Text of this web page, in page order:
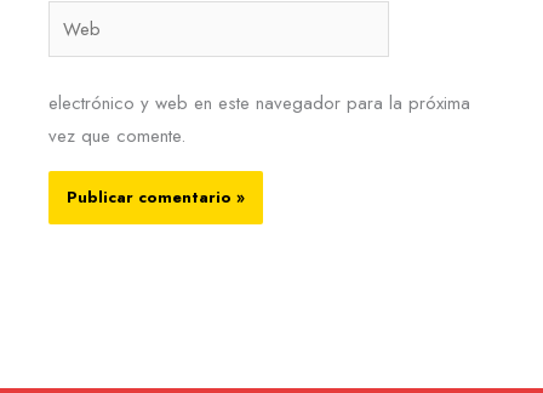
electrónico y web en este navegador para la próxima
vez que comente.